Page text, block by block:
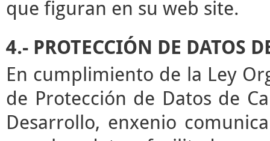
que figuran en su web site.
4.- PROTECCIÓN DE DATOS
En cumplimiento de la Ley
de Protección de Datos de
Desarrollo, enxenio